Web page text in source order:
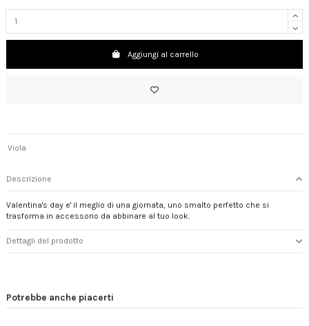
Aggiungi al carrello
Viola
Descrizione
Valentina's day e' il meglio di una giornata, uno smalto perfetto che si
trasforma in accessorio da abbinare al tuo look.
Dettagli del prodotto
Potrebbe anche piacerti